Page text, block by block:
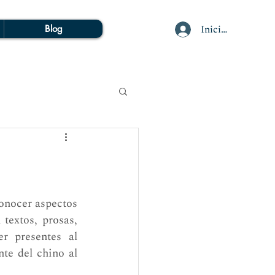
Blog Iniciar sesión
aspectos
prosas,
presentes al
del chino al